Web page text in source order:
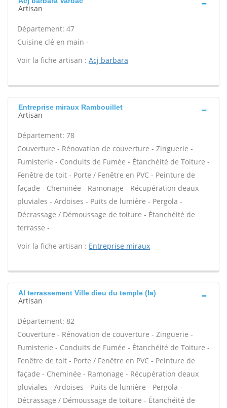
Artisan
Département: 47
Cuisine clé en main -
Voir la fiche artisan : Acj barbara
Entreprise miraux Rambouillet
Artisan
Département: 78
Couverture - Rénovation de couverture - Zinguerie -
Fumisterie - Conduits de Fumée - Étanchéité de Toiture -
Fenêtre de toit - Porte / Fenêtre en PVC - Peinture de
façade - Cheminée - Ramonage - Récupération deaux
pluviales - Ardoises - Puits de lumière - Pergola -
Décrassage / Démoussage de toiture - Étanchéité de
terrasse -
Voir la fiche artisan : Entreprise miraux
Al terrassement Ville dieu du temple (la)
Artisan
Département: 82
Couverture - Rénovation de couverture - Zinguerie -
Fumisterie - Conduits de Fumée - Étanchéité de Toiture -
Fenêtre de toit - Porte / Fenêtre en PVC - Peinture de
façade - Cheminée - Ramonage - Récupération deaux
pluviales - Ardoises - Puits de lumière - Pergola -
Décrassage / Démoussage de toiture - Étanchéité de